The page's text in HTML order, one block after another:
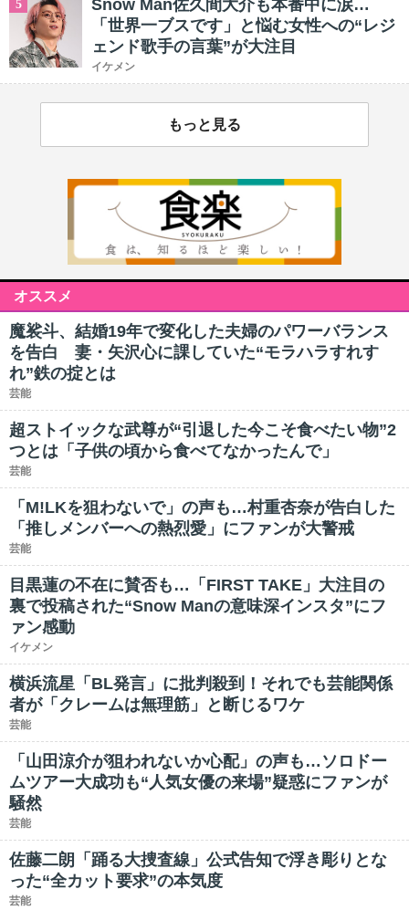
5
Snow Man佐久間大介も本番中に涙…
「世界一ブスです」と悩む女性への“レジ
ェンド歌手の言葉”が大注目
イケメン
もっと見る
オススメ
魔裟斗、結婚19年で変化した夫婦のパワーバランス
を告白 妻・矢沢心に課していた“モラハラすれす
れ”鉄の掟とは
芸能
超ストイックな武尊が“引退した今こそ食べたい物”2
つとは「子供の頃から食べてなかったんで」
芸能
「M!LKを狙わないで」の声も…村重杏奈が告白した
「推しメンバーへの熱烈愛」にファンが大警戒
芸能
目黒蓮の不在に賛否も…「FIRST TAKE」大注目の
裏で投稿された“Snow Manの意味深インスタ”にフ
ァン感動
イケメン
横浜流星「BL発言」に批判殺到！それでも芸能関係
者が「クレームは無理筋」と断じるワケ
芸能
「山田涼介が狙われないか心配」の声も…ソロドー
ムツアー大成功も“人気女優の来場”疑惑にファンが
騒然
芸能
佐藤二朗「踊る大捜査線」公式告知で浮き彫りとな
った“全カット要求”の本気度
芸能